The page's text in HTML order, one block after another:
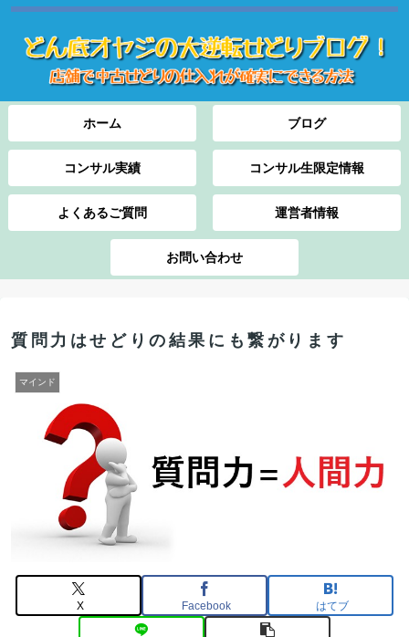
ホーム ブログ
コンサル実績 コンサル生限定情報
よくあるご質問 運営者情報
お問い合わせ
質問力はせどりの結果にも繋がります
マインド
X Facebook はてブ